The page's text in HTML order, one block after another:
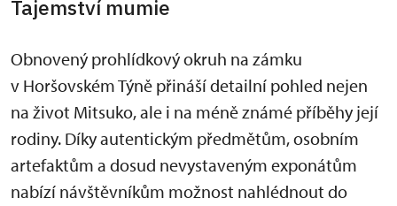
Tajemství mumie
Obnovený prohlídkový okruh na zámku
v Horšovském Týně přináší detailní pohled nejen
na život Mitsuko, ale i na méně známé příběhy její
rodiny. Díky autentickým předmětům, osobním
artefaktům a dosud nevystaveným exponátům
nabízí návštěvníkům možnost nahlédnout do